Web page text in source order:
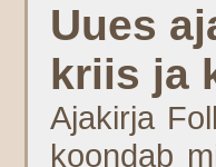
Uues
kriis ja
Ajakirja
koondab